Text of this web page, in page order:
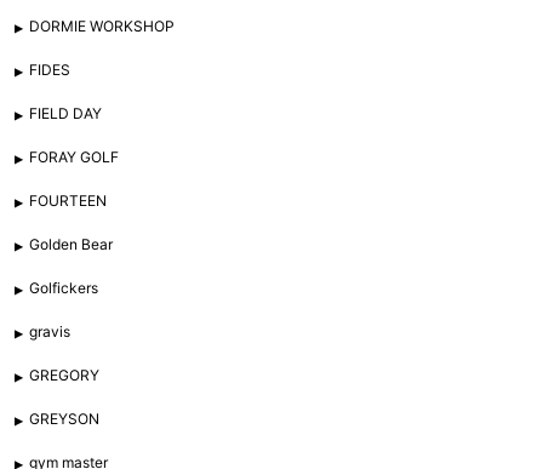
DORMIE WORKSHOP
FIDES
FIELD DAY
FORAY GOLF
FOURTEEN
Golden Bear
Golfickers
gravis
GREGORY
GREYSON
gym master